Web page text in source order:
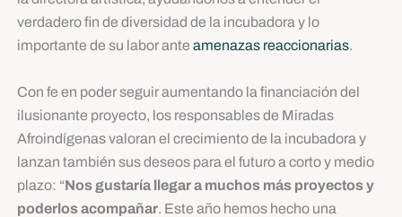
verdadero fin de diversidad de la incubadora y lo
importante de su labor ante amenazas reaccionarias.
Con fe en poder seguir aumentando la financiación del
ilusionante proyecto, los responsables de Miradas
Afroindígenas valoran el crecimiento de la incubadora y
lanzan también sus deseos para el futuro a corto y medio
plazo: “Nos gustaría llegar a muchos más proyectos y
poderlos acompañar. Este año hemos hecho una